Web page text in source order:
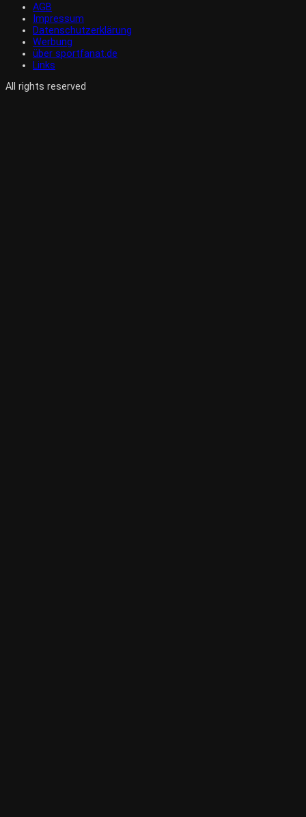
AGB
Impressum
Datenschutzerklärung
Werbung
über sportfanat.de
Links
All rights reserved